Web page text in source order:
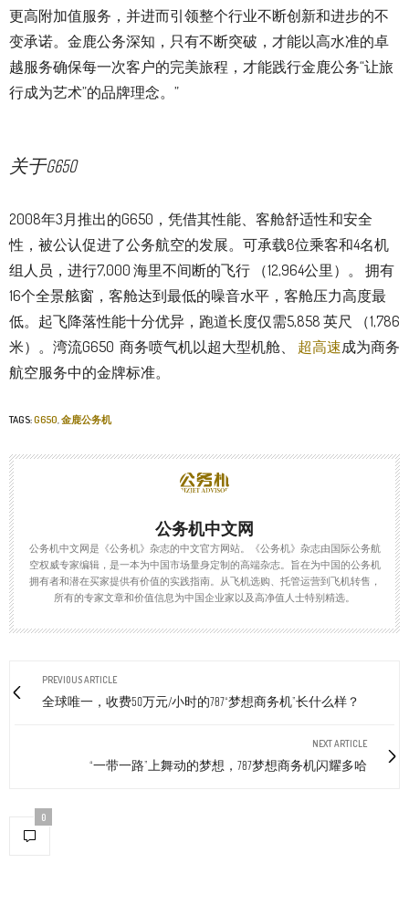
更高附加值服务，并进而引领整个行业不断创新和进步的不
变承诺。金鹿公务深知，只有不断突破，才能以高水准的卓
越服务确保每一次客户的完美旅程，才能践行金鹿公务“让旅
行成为艺术”的品牌理念。”
关于G650
2008年3月推出的G650，凭借其性能、客舱舒适性和安全
性，被公认促进了公务航空的发展。可承载8位乘客和4名机
组人员，进行7,000 海里不间断的飞行 （12,964公里）。 拥有
16个全景舷窗，客舱达到最低的噪音水平，客舱压力高度最
低。起飞降落性能十分优异，跑道长度仅需5,858 英尺 （1,786
米）。湾流G650 商务喷气机以超大型机舱、 超高速成为商务
航空服务中的金牌标准。
TAGS:G650,金鹿公务机
公务机中文网
公务机中文网是《公务机》杂志的中文官方网站。《公务机》杂志由国际公务航
空权威专家编辑，是一本为中国市场量身定制的高端杂志。旨在为中国的公务机
拥有者和潜在买家提供有价值的实践指南。从飞机选购、托管运营到飞机转售，
所有的专家文章和价值信息为中国企业家以及高净值人士特别精选。
PREVIOUS ARTICLE
全球唯一，收费50万元/小时的787“梦想商务机”长什么样？
NEXT ARTICLE
“一带一路”上舞动的梦想，787梦想商务机闪耀多哈
0